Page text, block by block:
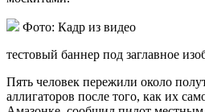
Фото: Кадр из видео
тестовый баннер под заглавное
Пять человек пережили около
аллигаторов после того, как их